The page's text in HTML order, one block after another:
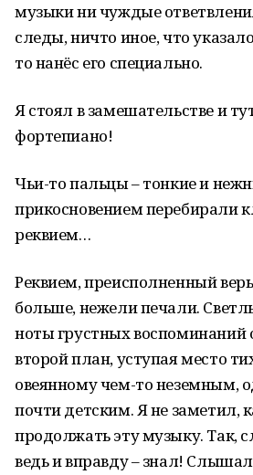
музыки ни чуждые
следы, ничто иное, что
то нанёс его специально.
Я стоял в замешательстве и
фортепиано!
Чьи-то пальцы – тонкие и
прикосновением перебирали
реквием…
Реквием, преисполненный
больше, нежели печали.
ноты грустных воспоминаний
второй план, уступая место
овеянному чем-то неземным,
почти детским. Я не заметил,
продолжать эту музыку. Так,
ведь и вправду – знал! Слышал